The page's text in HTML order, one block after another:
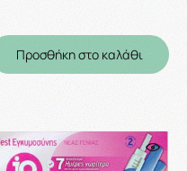
Προσθήκη στο καλάθι